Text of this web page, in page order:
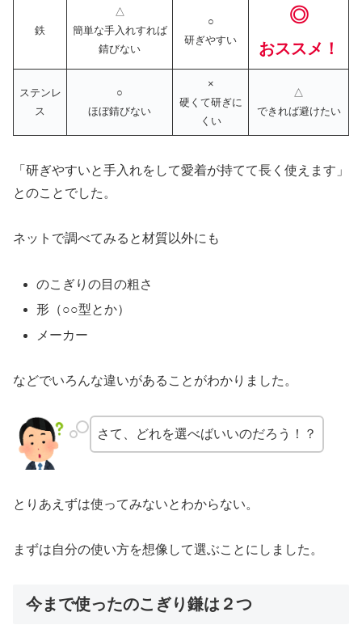
鉄
△
簡単な手入れすれば
錆びない
○
研ぎやすい
◎
おススメ！
ステンレ
ス
○
ほぼ錆びない
×
硬くて研ぎに
くい
△
できれば避けたい
「研ぎやすいと手入れをして愛着が持てて長く使えます」
とのことでした。
ネットで調べてみると材質以外にも
のこぎりの目の粗さ
形（○○型とか）
メーカー
などでいろんな違いがあることがわかりました。
さて、どれを選べばいいのだろう！？
とりあえずは使ってみないとわからない。
まずは自分の使い方を想像して選ぶことにしました。
今まで使ったのこぎり鎌は２つ